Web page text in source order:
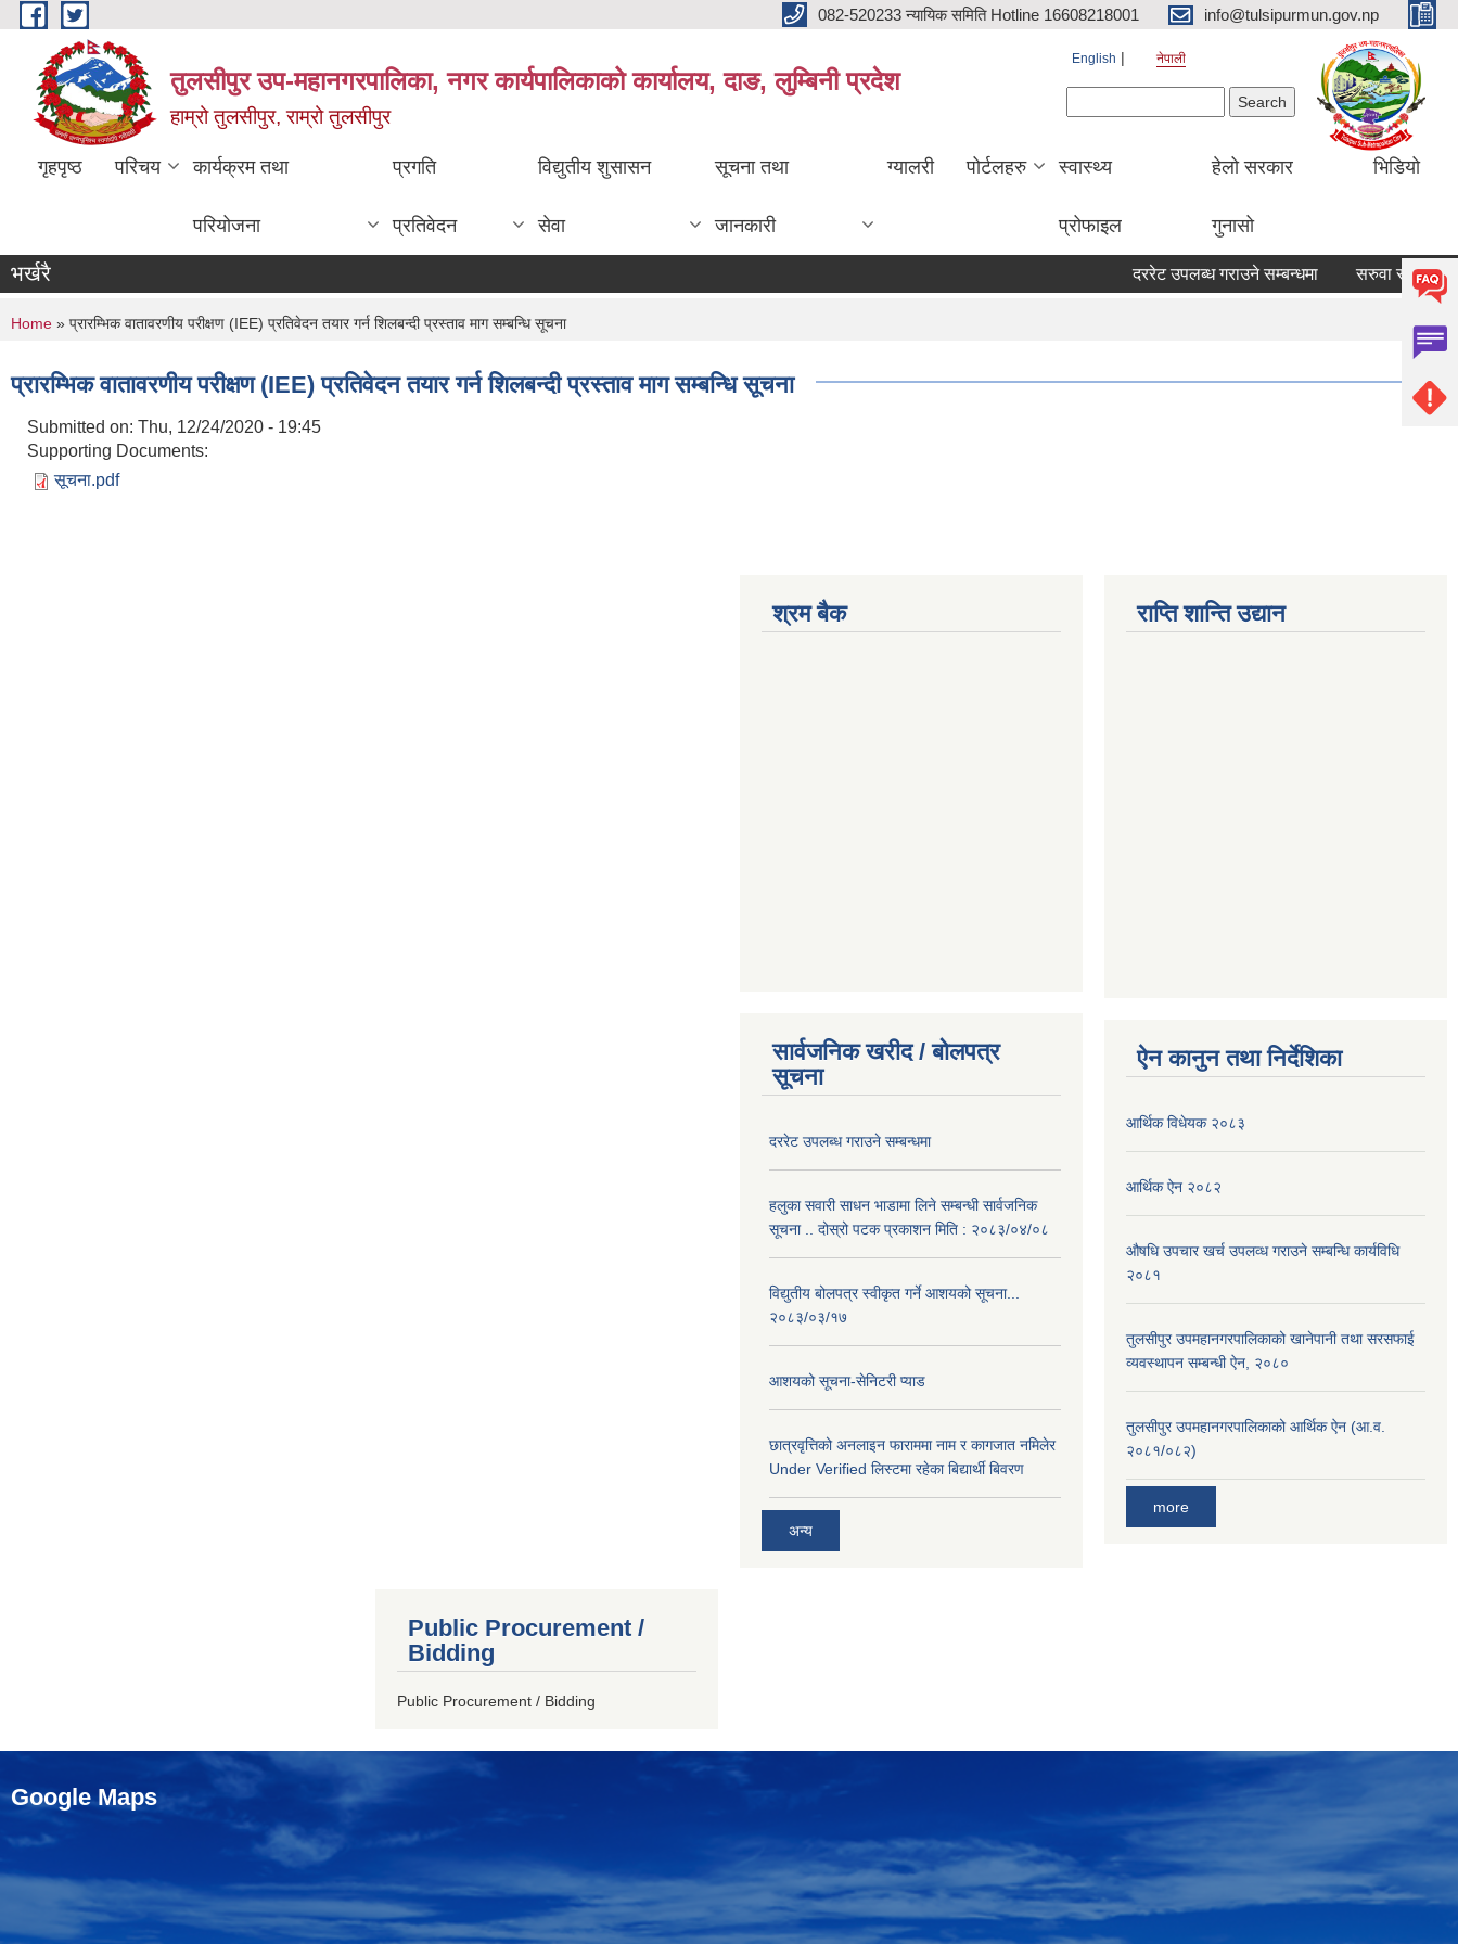
Skip to main content 082-520233 न्यायिक समिति Hotline 16608218001 info@tulsipurmun.gov.np
तुलसीपुर उप-महानगरपालिका, नगर कार्यपालिकाको कार्यालय, दाङ, लुम्बिनी प्रदेश
हाम्रो तुलसीपुर, राम्रो तुलसीपुर
English नेपाली
गृहपृष्ठ परिचय कार्यक्रम तथा
परियोजना
प्रगति
प्रतिवेदन
विद्युतीय शुसासन
सेवा
सूचना तथा
जानकारी
ग्यालरी पोर्टलहरु स्वास्थ्य
प्रोफाइल
हेलो सरकार
गुनासो
भिडियो
भर्खरै दररेट उपलब्ध गराउने सम्बन्धमा सरुवा सहमतिका
You are here
Home » प्रारम्भिक वातावरणीय परीक्षण (IEE) प्रतिवेदन तयार गर्न शिलबन्दी प्रस्ताव माग सम्बन्धि सूचना
प्रारम्भिक वातावरणीय परीक्षण (IEE) प्रतिवेदन तयार गर्न शिलबन्दी प्रस्ताव माग सम्बन्धि सूचना
Submitted on: Thu, 12/24/2020 - 19:45
Supporting Documents:
सूचना.pdf
श्रम बैक
सार्वजनिक खरीद / बोलपत्र
सूचना
दररेट उपलब्ध गराउने सम्बन्धमा
हलुका सवारी साधन भाडामा लिने सम्बन्धी सार्वजनिक
सूचना .. दोस्रो पटक प्रकाशन मिति : २०८३/०४/०८
विद्युतीय बोलपत्र स्वीकृत गर्ने आशयको सूचना...
२०८३/०३/१७
आशयको सूचना-सेनिटरी प्याड
छात्रवृत्तिको अनलाइन फाराममा नाम र कागजात नमिलेर
Under Verified लिस्टमा रहेका बिद्यार्थी बिवरण
अन्य
राप्ति शान्ति उद्यान
ऐन कानुन तथा निर्देशिका
आर्थिक विधेयक २०८३
आर्थिक ऐन २०८२
औषधि उपचार खर्च उपलव्ध गराउने सम्बन्धि कार्यविधि
२०८१
तुलसीपुर उपमहानगरपालिकाको खानेपानी तथा सरसफाई
व्यवस्थापन सम्बन्धी ऐन, २०८०
तुलसीपुर उपमहानगरपालिकाको आर्थिक ऐन (आ.व.
२०८१/०८२)
more
Public Procurement /
Bidding
Public Procurement / Bidding
Google Maps